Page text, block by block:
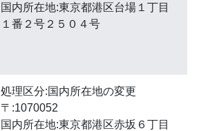
国内所在地:東京都港区台場１丁目
１番２号２５０４号
処理区分:国内所在地の変更
〒:1070052
国内所在地:東京都港区赤坂６丁目